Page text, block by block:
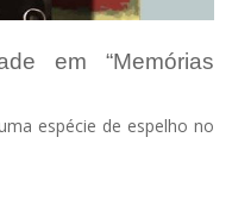
em “Memórias
espécie de espelho no